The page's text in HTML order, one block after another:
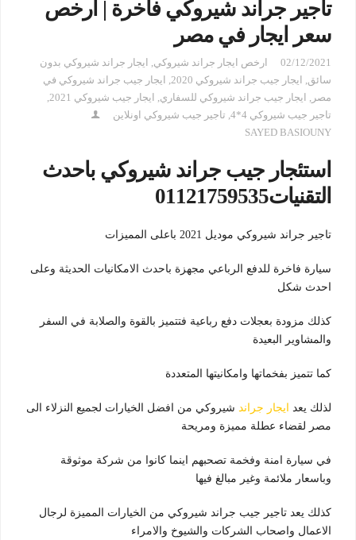
تاجير جراند شيروكي فاخرة | ارخص
سعر ايجار في مصر
02/12/2021 ارخص ايجار جراند شيروكي
ايجار جراند شيروكي بدون
سائق
ايجار جيب جراند شيروكي 2020
ايجار جيب جراند شيروكي في
مصر
ايجار جيب جراند شيروكي للسفاري ايجار جيب شيروكي 2021
تاجير جيب شيروكي 4*4
تاجير جيب شيروكي اونلاين
SAYED BASIOUNY
استئجار جيب جراند شيروكي باحدث
التقنيات01121759535
تاجير جراند شيروكي موديل 2021 باعلى المميزات
سيارة فاخرة للدفع الرباعي مجهزة باحدث الامكانيات الحديثة وعلى
احدث شكل
كذلك مزودة بعجلات دفع رباعية فتتميز بالقوة والصلابة في السفر
والمشاوير البعيدة
كما تتميز بفخماتها وامكانيتها المتعددة
لذلك يعد ايجار جراند شيروكي من افضل الخيارات لجميع النزلاء الى
مصر لقضاء عطلة مميزة ومريحة
في سيارة امنة وفخمة تصحبهم اينما كانوا من شركة موثوقة
وباسعار ملائمة وغير مبالغ فيها
كذلك يعد تاجير جيب جراند شيروكي من الخيارات المميزة لرجال
الاعمال واصحاب الشركات والشيوخ والامراء